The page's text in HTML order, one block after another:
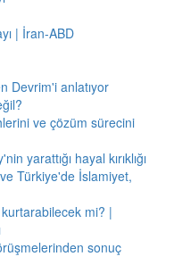
| İran-ABD
Devrim'i anlatıyor
ve çözüm sürecini
yarattığı hayal kırıklığı
Türkiye'de İslamiyet,
mi? |
sonuç